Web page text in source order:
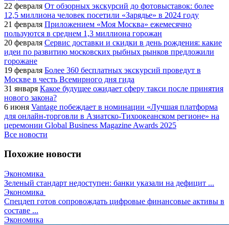
22 февраля От обзорных экскурсий до фотовыставок: более
12,5 миллиона человек посетили «Зарядье» в 2024 году
21 февраля Приложением «Моя Москва» ежемесячно
пользуются в среднем 1,3 миллиона горожан
20 февраля Сервис доставки и скидки в день рождения: какие
идеи по развитию московских рыбных рынков предложили
горожане
19 февраля Более 360 бесплатных экскурсий проведут в
Москве в честь Всемирного дня гида
31 января Какое будущее ожидает сферу такси после принятия
нового закона?
6 июня Vantage побеждает в номинации «Лучшая платформа
для онлайн-торговли в Азиатско-Тихоокеанском регионе» на
церемонии Global Business Magazine Awards 2025
Все новости
Похожие новости
Экономика
Зеленый стандарт недоступен: банки указали на дефицит ...
Экономика
Спецдеп готов сопровождать цифровые финансовые активы в
составе ...
Экономика